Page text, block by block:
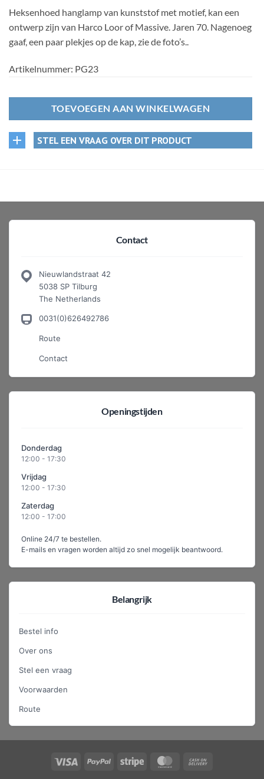
Heksenhoed hanglamp van kunststof met motief, kan een
ontwerp zijn van Harco Loor of Massive. Jaren 70. Nagenoeg
gaaf, een paar plekjes op de kap, zie de foto’s..
Artikelnummer: PG23
TOEVOEGEN AAN WINKELWAGEN
STEL EEN VRAAG OVER DIT PRODUCT
Contact
Nieuwlandstraat 42
5038 SP Tilburg
The Netherlands
0031(0)626492786
Route
Contact
Openingstijden
Donderdag
12:00 - 17:30
Vrijdag
12:00 - 17:30
Zaterdag
12:00 - 17:00
Online 24/7 te bestellen.
E-mails en vragen worden altijd zo snel mogelijk beantwoord.
Belangrijk
Bestel info
Over ons
Stel een vraag
Voorwaarden
Route
Visa PayPal Stripe MasterCard